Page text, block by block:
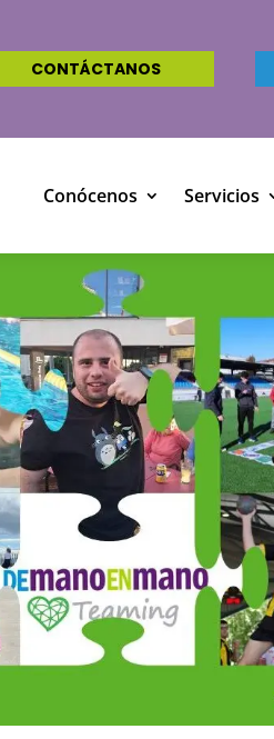
CONTÁCTANOS
Conócenos Servicios